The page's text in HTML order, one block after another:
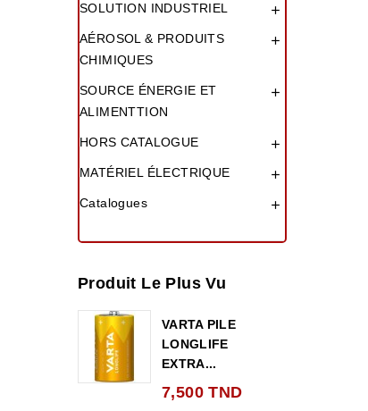
SOLUTION INDUSTRIEL 
AÉROSOL & PRODUITS
CHIMIQUES

SOURCE ÉNERGIE ET
ALIMENTTION

HORS CATALOGUE 
MATÉRIEL ÉLECTRIQUE 
Catalogues 
Produit Le Plus Vu
VARTA PILE
LONGLIFE
EXTRA...
7,500 TND